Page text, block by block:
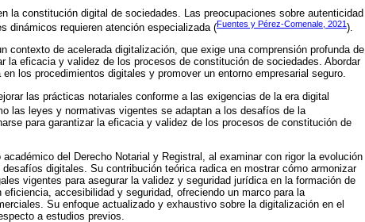
la constitución digital de sociedades. Las preocupaciones sobre autenticidad
dinámicos requieren atención especializada (Fuentes y Pérez-Comenale, 2021).
contexto de acelerada digitalización, que exige una comprensión profunda de
la eficacia y validez de los procesos de constitución de sociedades. Abordar
los procedimientos digitales y promover un entorno empresarial seguro.
las prácticas notariales conforme a las exigencias de la era digital
las leyes y normativas vigentes se adaptan a los desafíos de la
para garantizar la eficacia y validez de los procesos de constitución de
del Derecho Notarial y Registral, al examinar con rigor la evolución
digitales. Su contribución teórica radica en mostrar cómo armonizar
vigentes para asegurar la validez y seguridad jurídica en la formación de
accesibilidad y seguridad, ofreciendo un marco para la
Su enfoque actualizado y exhaustivo sobre la digitalización en el
a estudios previos.